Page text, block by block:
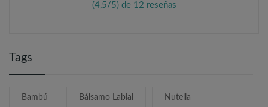
Tags
Bambú Bálsamo Labial Nutella
(4,5/5) de 12 reseñas